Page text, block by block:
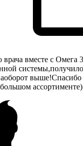
вместе с Омега
выше!Спасибо
ассортименте)